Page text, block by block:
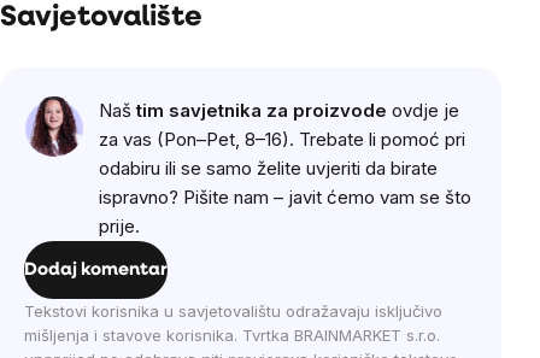
Savjetovalište
Naštim savjetnika za proizvode ovdje je
za vas (Pon–Pet, 8–16). Trebate li pomoć pri
odabiru ili se samo želite uvjeriti da birate
ispravno? Pišite nam – javit ćemo vam se što
prije.
Dodaj komentar
Tekstovi korisnika u savjetovalištu odražavaju isključivo
mišljenja i stavove korisnika. Tvrtka BRAINMARKET s.r.o.